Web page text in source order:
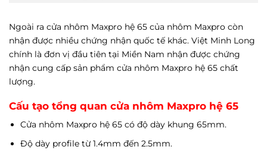
Ngoài ra cửa nhôm Maxpro hệ 65 của nhôm Maxpro còn
nhận được nhiều chứng nhận quốc tế khác. Việt Minh Long
chính là đơn vị đầu tiên tại Miền Nam nhận được chứng
nhận cung cấp sản phẩm cửa nhôm Maxpro hệ 65 chất
lượng.
Cấu tạo tổng quan cửa nhôm Maxpro hệ 65
Cửa nhôm Maxpro hệ 65 có độ dày khung 65mm.
Độ dày profile từ 1.4mm đến 2.5mm.